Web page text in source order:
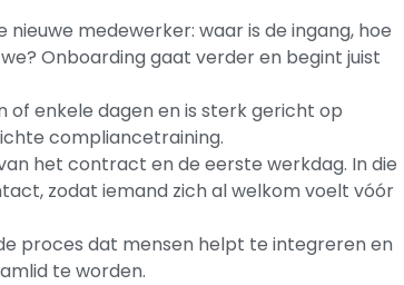
medewerker: waar is de ingang, hoe
Onboarding gaat verder en begint juist
of enkele dagen en is sterk gericht op
compliancetraining.
het contract en de eerste werkdag. In die
zodat iemand zich al welkom voelt vóór
proces dat mensen helpt te integreren en
te worden.